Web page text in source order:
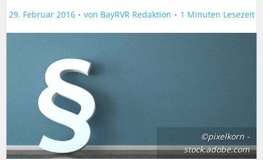
29. Februar 2016 von BayRVR Redaktion 1 Minuten Lesezeit
©pixelkorn -
stock.adobe.com